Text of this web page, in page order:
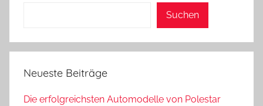
Suchen
Neueste Beiträge
Die erfolgreichsten Automodelle von Polestar